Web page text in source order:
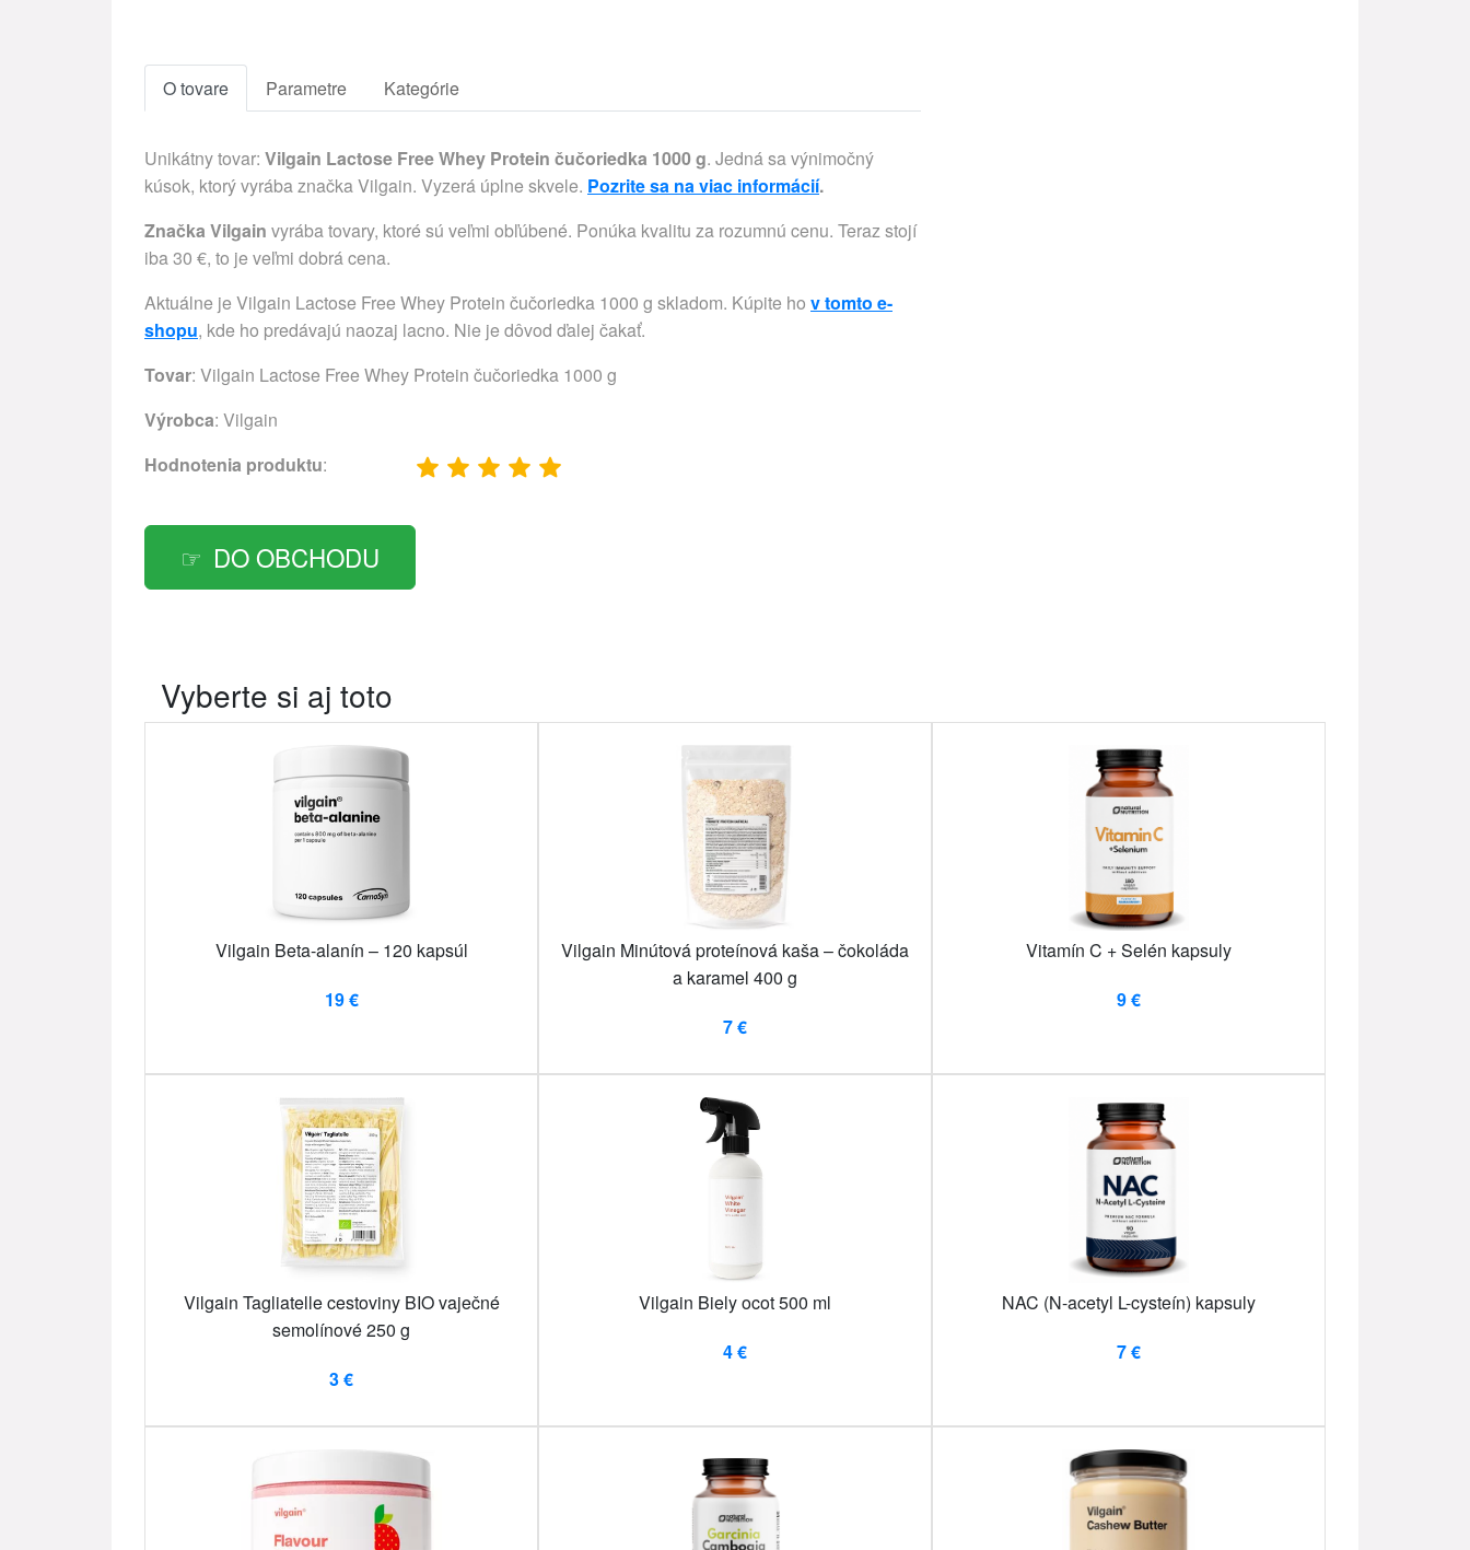
O tovare Parametre Kategórie
Unikátny tovar: Vilgain Lactose Free Whey Protein čučoriedka 1000 g. Jedná sa výnimočný
kúsok, ktorý vyrába značka Vilgain. Vyzerá úplne skvele. Pozrite sa na viac informácií.
Značka Vilgain vyrába tovary, ktoré sú veľmi obľúbené. Ponúka kvalitu za rozumnú cenu. Teraz stojí
iba 30 €, to je veľmi dobrá cena.
Aktuálne je Vilgain Lactose Free Whey Protein čučoriedka 1000 g skladom. Kúpite ho v tomto e-
shopu, kde ho predávajú naozaj lacno. Nie je dôvod ďalej čakať.
Tovar: Vilgain Lactose Free Whey Protein čučoriedka 1000 g
Výrobca: Vilgain
Hodnotenia produktu:
DO OBCHODU
Vyberte si aj toto
Vilgain Beta-alanín – 120 kapsúl
19 €
Vilgain Minútová proteínová kaša – čokoláda
a karamel 400 g
7 €
Vitamín C + Selén kapsuly
9 €
Vilgain Tagliatelle cestoviny BIO vaječné
semolínové 250 g
3 €
Vilgain Biely ocot 500 ml
4 €
NAC (N-acetyl L-cysteín) kapsuly
7 €